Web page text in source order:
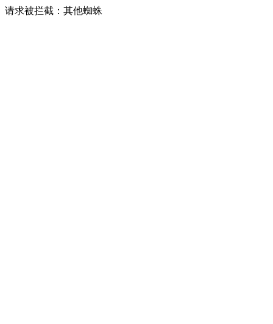
请求被拦截：其他蜘蛛